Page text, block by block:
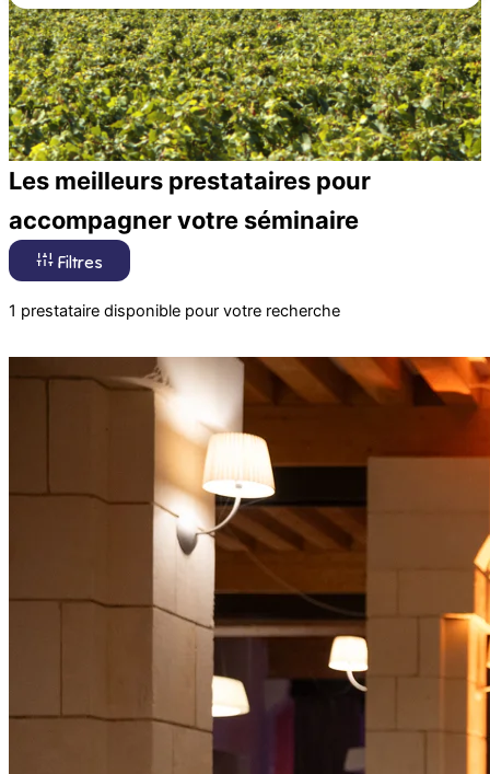
Les meilleurs prestataires pour
accompagner votre séminaire
Filtres
1 prestataire disponible pour votre recherche